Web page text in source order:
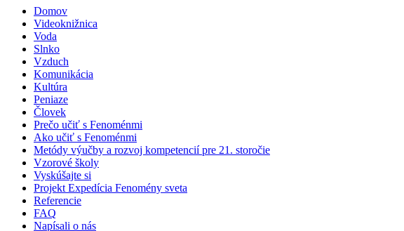
Domov
Videoknižnica
Voda
Slnko
Vzduch
Komunikácia
Kultúra
Peniaze
Človek
Prečo učiť s Fenoménmi
Ako učiť s Fenoménmi
Metódy výučby a rozvoj kompetencií pre 21. storočie
Vzorové školy
Vyskúšajte si
Projekt Expedícia Fenomény sveta
Referencie
FAQ
Napísali o nás